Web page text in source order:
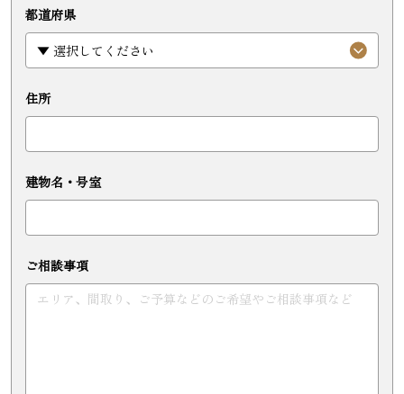
都道府県
住所
建物名・号室
ご相談事項